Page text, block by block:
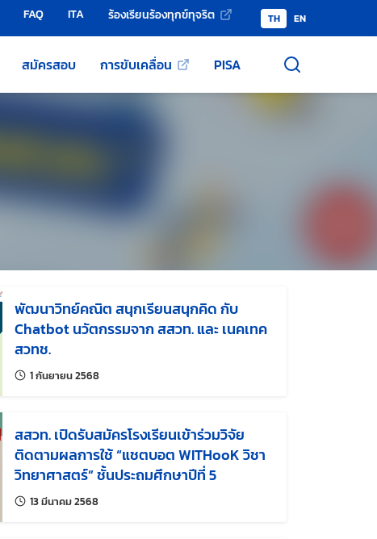
FAQ ITA ร้องเรียนร้องทุกข์ทุจริต TH EN
สมัครสอบ การขับเคลื่อน PISA
พัฒนาวิทย์คณิต สนุกเรียนสนุกคิด กับ
Chatbot นวัตกรรมจาก สสวท. และ เนคเทค
สวทช.
1 กันยายน 2568แก้ไขล่าสุดเมื่อ:
สสวท. เปิดรับสมัครโรงเรียนเข้าร่วมวิจัย
ติดตามผลการใช้ “แชตบอต WITHooK วิชา
วิทยาศาสตร์” ชั้นประถมศึกษาปีที่ 5
13 มีนาคม 2568แก้ไขล่าสุดเมื่อ: